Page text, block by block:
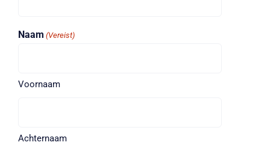
Naam (Vereist)
Voornaam
Achternaam